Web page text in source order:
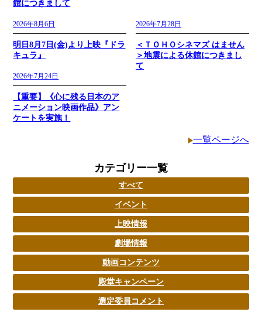
館につきまして
2026年8月6日
明日8月7日(金)より上映『ドラ
キュラ』
2026年7月28日
＜ＴＯＨＯシネマズ はません
＞地震による休館につきまし
て
2026年7月24日
【重要】《心に残る日本のア
ニメーション映画作品》アン
ケートを実施！
一覧ページへ
カテゴリー一覧
すべて
イベント
上映情報
劇場情報
動画コンテンツ
殿堂キャンペーン
選定委員コメント